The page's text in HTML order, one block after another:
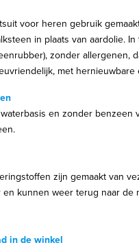
voor heren gebruik
in plaats van aardolie.
zonder allergenen,
met
en zonder
zijn gemaakt van
kunnen weer terug naar de
in de winkel